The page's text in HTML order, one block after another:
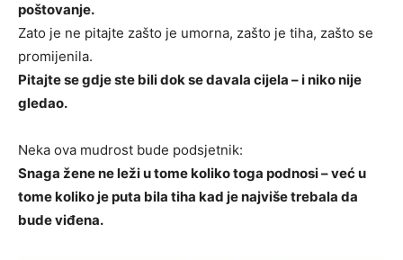
poštovanje.
Zato je ne pitajte zašto je umorna, zašto je tiha, zašto se
promijenila.
Pitajte se gdje ste bili dok se davala cijela – i niko nije
gledao.
Neka ova mudrost bude podsjetnik:
Snaga žene ne leži u tome koliko toga podnosi – već u
tome koliko je puta bila tiha kad je najviše trebala da
bude viđena.